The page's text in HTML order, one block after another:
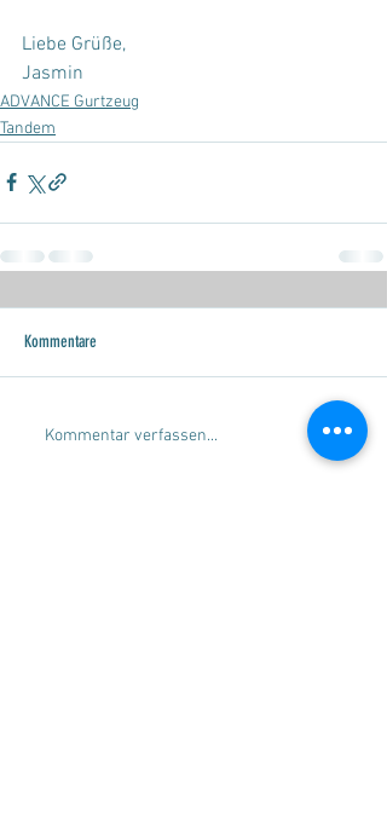
Liebe Grüße,
Jasmin
ADVANCE Gurtzeug
Tandem
Kommentare
Kommentar verfassen...